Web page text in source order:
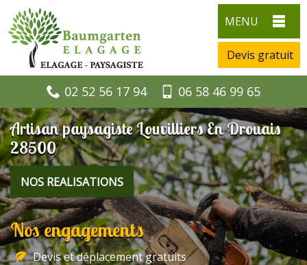
MENU
Devis gratuit
02 52 56 17 94 06 58 46 99 65
Artisan paysagiste Louvilliers En Drouais
28500
NOS REALISATIONS
Nos engagements
Devis et déplacement gratuits